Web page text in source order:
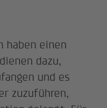
haben einen
dazu,
und es
zuzuführen,